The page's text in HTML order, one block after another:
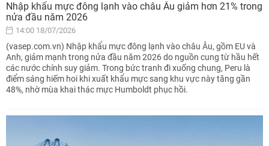
Nhập khẩu mực đông lạnh vào châu Âu giảm hơn 21% trong
nửa đầu năm 2026
14:00 18/07/2026
(vasep.com.vn) Nhập khẩu mực đông lạnh vào châu Âu, gồm EU và
Anh, giảm mạnh trong nửa đầu năm 2026 do nguồn cung từ hầu hết
các nước chính suy giảm. Trong bức tranh đi xuống chung, Peru là
điểm sáng hiếm hoi khi xuất khẩu mực sang khu vực này tăng gần
48%, nhờ mùa khai thác mực Humboldt phục hồi.